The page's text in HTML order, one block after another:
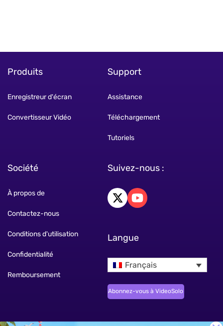
Produits
Enregistreur d'écran
Convertisseur Vidéo
Support
Assistance
Téléchargement
Tutoriels
Société
À propos de
Contactez-nous
Conditions d'utilisation
Confidentialité
Remboursement
Suivez-nous :
Langue
Français
Abonnez-vous à VideoSolo